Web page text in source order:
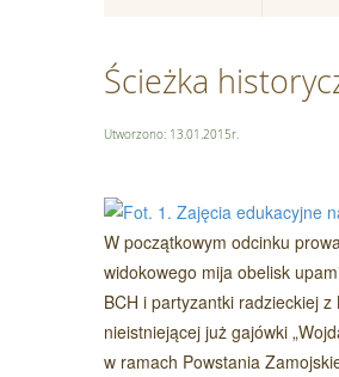
Ścieżka
Utworzono: 13.01.2015r.
W początkowym odcinku
widokowego mija obelisk
BCH i partyzantki radzieckiej
nieistniejącej już gajówki
w ramach Powstania